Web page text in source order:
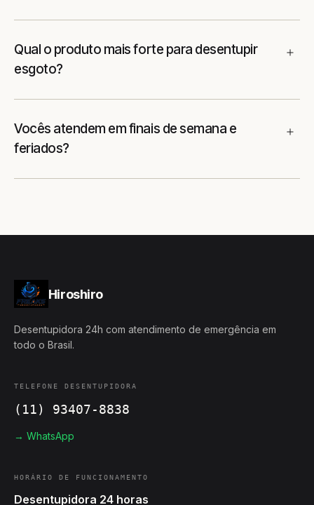
Qual o produto mais forte para desentupir
esgoto?
Vocês atendem em finais de semana e
feriados?
Hiroshiro
Desentupidora 24h com atendimento de emergência em
todo o Brasil.
TELEFONE DESENTUPIDORA
(11) 93407-8838
→ WhatsApp
HORÁRIO DE FUNCIONAMENTO
Desentupidora 24 horas